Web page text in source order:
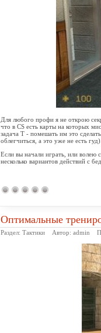
Для любого профи я не открою
что в CS есть карты на которых
задача Т - помешать им это
облегчиться, а это уже не есть
Если вы начали играть, или волею
несколько вариантов действий с
Оптимальные
Раздел: Тактики Автор: admin